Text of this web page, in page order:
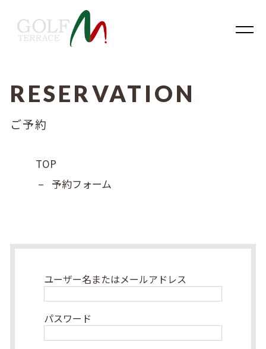
内容をスキップ
RESERVATION
ご予約
TOP
– 予約フォーム
ユーザー名またはメールアドレス
パスワード